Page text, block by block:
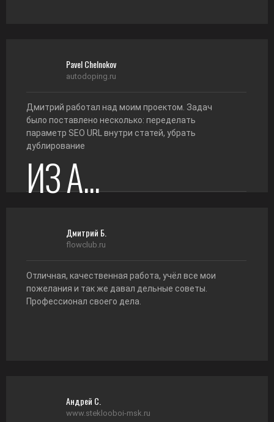
Pavel Chelnokov
autodoping.ru
Дмитрий работал над моим проектом. Задач
было поставлено несколько: переделать
параметр SEO URL внутри статей, убрать
дублирование
ИЗ А...
Дмитрий Б.
flowclub.ru
Отличная, качественная работа, учёл все мои
пожелания и так же давал дельные советы.
Профессионал своего дела.
Андрей С.
www.steklooboi-msk.ru